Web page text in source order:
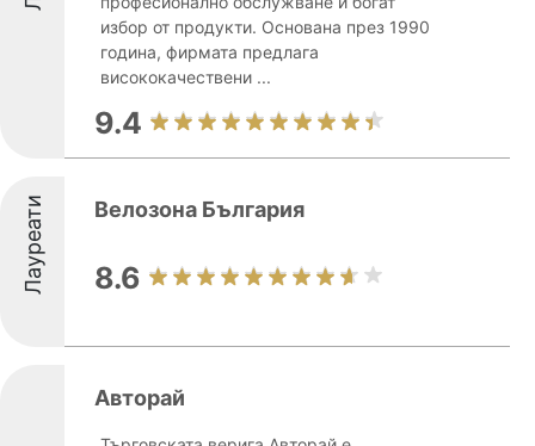
избор от продукти. Основана през 1990
година, фирмата предлага
висококачествени ...
9.4
Лауреати Велозона България
8.6
Авторай